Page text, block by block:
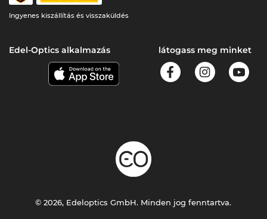
Ingyenes kiszállítás és visszaküldés
Edel-Optics alkalmazás látogass meg minket
© 2026, Edeloptics GmbH. Minden jog fenntartva.